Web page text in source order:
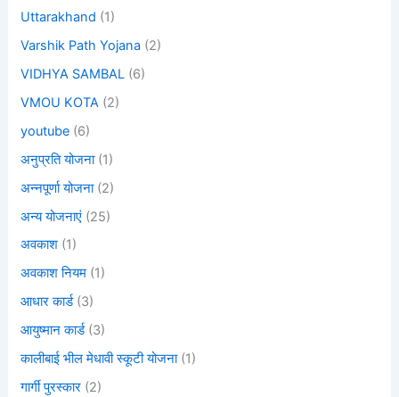
Uttarakhand (1)
Varshik Path Yojana (2)
VIDHYA SAMBAL (6)
VMOU KOTA (2)
youtube (6)
अनुप्रति योजना(1)
अन्नपूर्णा योजना(2)
अन्य योजनाएं (25)
अवकाश (1)
अवकाश नियम (1)
आधार कार्ड(3)
आयुष्मान कार्ड(3)
कालीबाई भील मेधावी स्कूटी योजना(1)
गार्गी पुरस्कार (2)